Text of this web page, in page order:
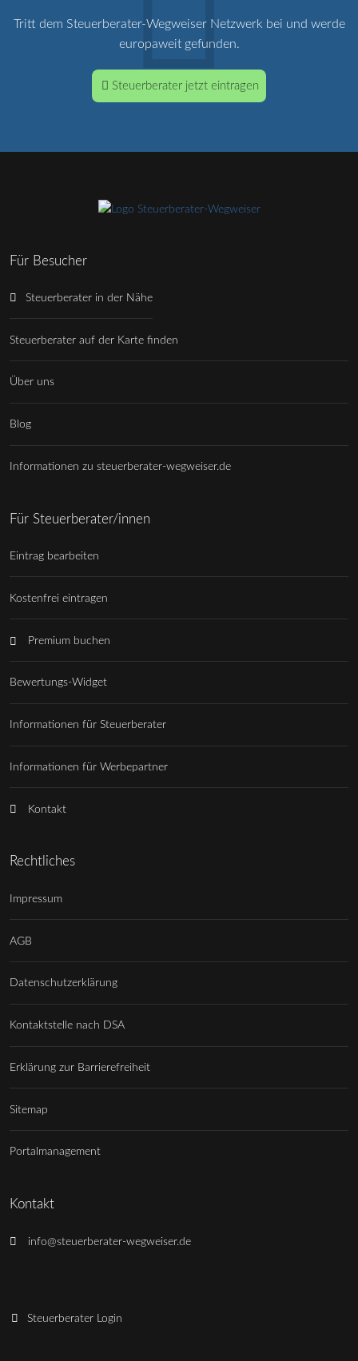
Tritt dem Steuerberater-Wegweiser Netzwerk bei und werde
europaweit gefunden.
Steuerberater jetzt eintragen
Für Besucher
Steuerberater in der Nähe
Steuerberater auf der Karte finden
Über uns
Blog
Informationen zu steuerberater-wegweiser.de
Für Steuerberater/innen
Eintrag bearbeiten
Kostenfrei eintragen
Premium buchen
Bewertungs-Widget
Informationen für Steuerberater
Informationen für Werbepartner
Kontakt
Rechtliches
Impressum
AGB
Datenschutzerklärung
Kontaktstelle nach DSA
Erklärung zur Barrierefreiheit
Sitemap
Portalmanagement
Kontakt
info@steuerberater-wegweiser.de
Steuerberater Login